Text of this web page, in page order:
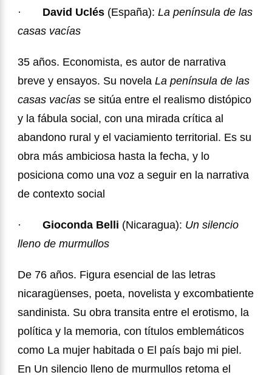
· David Uclés (España): La península de las
casas vacías
35 años. Economista, es autor de narrativa
breve y ensayos. Su novela La península de las
casas vacías se sitúa entre el realismo distópico
y la fábula social, con una mirada crítica al
abandono rural y el vaciamiento territorial. Es su
obra más ambiciosa hasta la fecha, y lo
posiciona como una voz a seguir en la narrativa
de contexto social
· Gioconda Belli (Nicaragua): Un silencio
lleno de murmullos
De 76 años. Figura esencial de las letras
nicaragüenses, poeta, novelista y excombatiente
sandinista. Su obra transita entre el erotismo, la
política y la memoria, con títulos emblemáticos
como La mujer habitada o El país bajo mi piel.
En Un silencio lleno de murmullos retoma el